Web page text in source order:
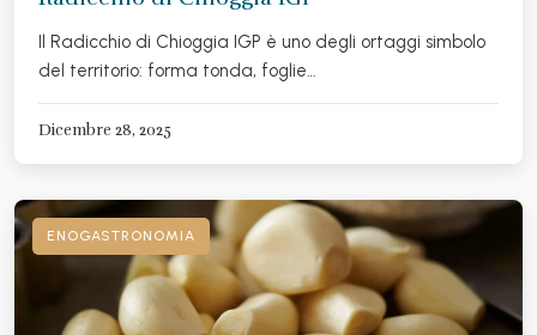
Il Radicchio di Chioggia IGP è uno degli ortaggi simbolo
del territorio: forma tonda, foglie…
Dicembre 28, 2025
ENOGASTRONOMIA